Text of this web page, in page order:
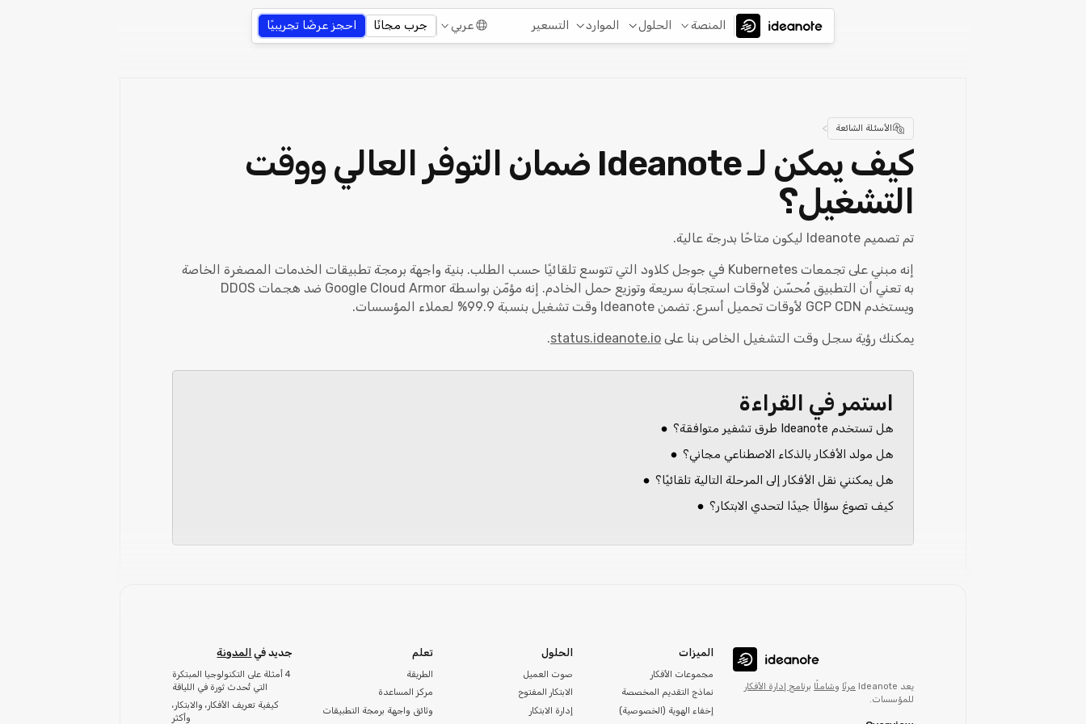
المنصة الحلول الموارد التسعير عربي جرب مجانًا احجز عرضًا تجريبيًا
الأسئلة الشائعة >
كيف يمكن لـ Ideanote ضمان التوفر العالي ووقت
التشغيل؟
تم تصميم Ideanote ليكون متاحًا بدرجة عالية.
إنه مبني على تجمعات Kubernetes في جوجل كلاود التي تتوسع تلقائيًا حسب الطلب. بنية واجهة برمجة تطبيقات الخدمات المصغرة الخاصة
به تعني أن التطبيق مُحسّن لأوقات استجابة سريعة وتوزيع حمل الخادم. إنه مؤمّن بواسطة Google Cloud Armor ضد هجمات DDOS
ويستخدم GCP CDN لأوقات تحميل أسرع. تضمن Ideanote وقت تشغيل بنسبة 99.9% لعملاء المؤسسات.
يمكنك رؤية سجل وقت التشغيل الخاص بنا على status.ideanote.io
.
استمر في القراءة
هل تستخدم Ideanote طرق تشفير متوافقة؟
هل مولد الأفكار بالذكاء الاصطناعي مجاني؟
هل يمكنني نقل الأفكار إلى المرحلة التالية تلقائيًا؟
كيف تصوغ سؤالًا جيدًا لتحدي الابتكار؟
يعد Ideanote مرنًا وشاملًا برنامج إدارة الأفكار
للمؤسسات.
الميزات
مجموعات الأفكار
نماذج التقديم المخصصة
إخفاء الهوية (الخصوصية)
الحلول
صوت العميل
الابتكار المفتوح
إدارة الابتكار
تعلم
الطريقة
مركز المساعدة
وثائق واجهة برمجة التطبيقات
جديد في المدونة
4 أمثلة على التكنولوجيا المبتكرة
التي تُحدث ثورة في اللياقة
كيفية تعريف الأفكار، والابتكار،
وأكثر